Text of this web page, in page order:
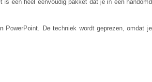
een heel eenvoudig pakket dat je in een
De techniek wordt geprezen, omdat